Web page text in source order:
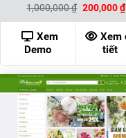
1,000,000₫ Giá
là:
200,000₫
Xem
Demo
Xem
tiết